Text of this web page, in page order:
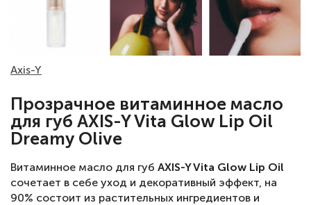
Axis-Y
Прозрачное витаминное масло
для губ AXIS-Y Vita Glow Lip Oil
Dreamy Olive
Витаминное масло для губ AXIS-Y Vita Glow Lip Oil
сочетает в себе уход и декоративный эффект, на
90% состоит из растительных ингредиентов и